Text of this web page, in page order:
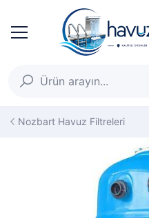
Nozbart Havuz Filtreleri